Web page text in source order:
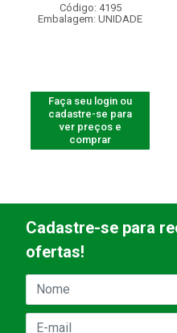
Código: 4195
Embalagem: UNIDADE
Faça seu login ou
cadastre-se para
ver preços e
comprar
Cadastre-se para
ofertas!